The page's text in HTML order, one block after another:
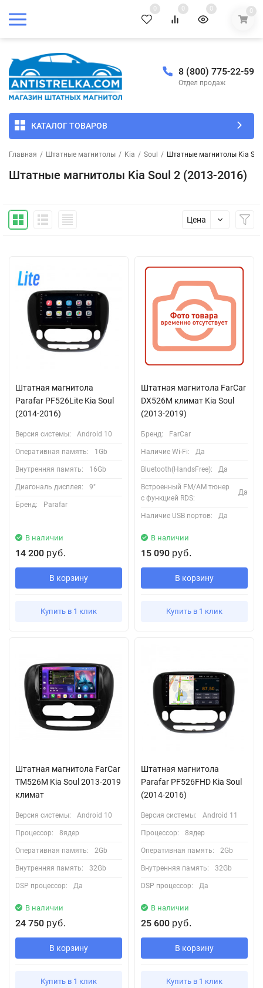
0 0 0 0
8 (800) 775-22-59
Отдел продаж
КАТАЛОГ ТОВАРОВ
Главная / Штатные магнитолы / Kia / Soul / Штатные магнитолы Kia
Штатные магнитолы Kia Soul 2 (2013-2016)
Цена
Штатная магнитола
Parafar PF526Lite Kia Soul
(2014-2016)
Версия системы: Android 10
Оперативная память: 1Gb
Внутренняя память: 16Gb
Диагональ дисплея: 9"
Бренд: Parafar
В наличии
14 200 руб.
В корзину
Купить в 1 клик
Штатная магнитола FarCar
DX526M климат Kia Soul
(2013-2019)
Бренд: FarCar
Наличие Wi-Fi: Да
Bluetooth(HandsFree): Да
Встроенный FM/AM тюнер
с функцией RDS:
Да
Наличие USB портов: Да
В наличии
15 090 руб.
В корзину
Купить в 1 клик
Штатная магнитола FarCar
TM526M Kia Soul 2013-2019
климат
Версия системы: Android 10
Процессор: 8ядер
Оперативная память: 2Gb
Внутренняя память: 32Gb
DSP процессор: Да
В наличии
24 750 руб.
В корзину
Купить в 1 клик
Штатная магнитола
Parafar PF526FHD Kia Soul
(2014-2016)
Версия системы: Android 11
Процессор: 8ядер
Оперативная память: 2Gb
Внутренняя память: 32Gb
DSP процессор: Да
В наличии
25 600 руб.
В корзину
Купить в 1 клик